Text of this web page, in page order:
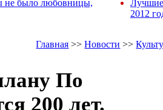
не было любовницы,
Лучшие
2012
Главная >>Новости >>
По
200 лет.